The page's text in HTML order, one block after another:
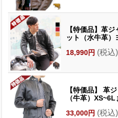
【特価品】革
ット（水牛革
18,990円 (税込)
【特価品】 革
（牛革）XS~6L
33,000円 (税込)